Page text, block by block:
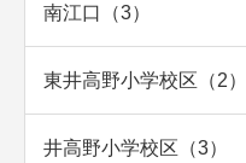
南江口（3）
東井高野小学校区（2）
井高野小学校区（3）